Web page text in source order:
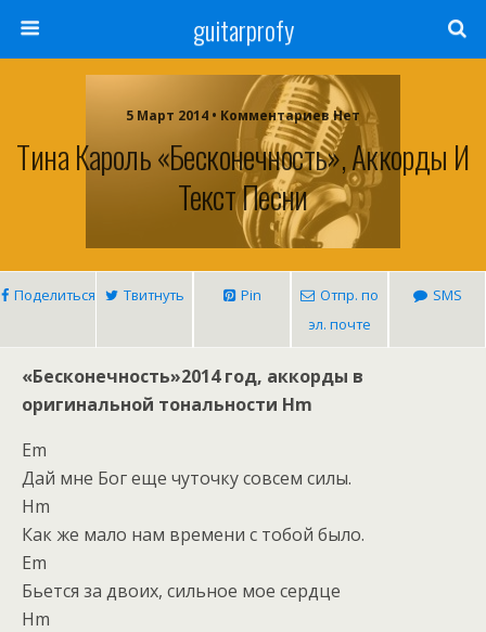
guitarprofy
5 Март 2014 • Комментариев Нет
Тина Кароль «Бесконечность», Аккорды И
Текст Песни
Поделиться Твитнуть Pin
Отпр. по
эл. почте
SMS
«Бесконечность»2014 год, аккорды в
оригинальной тональности Hm
Em
Дай мне Бог еще чуточку совсем силы.
Hm
Как же мало нам времени с тобой было.
Em
Бьется за двоих, сильное мое сердце
Hm